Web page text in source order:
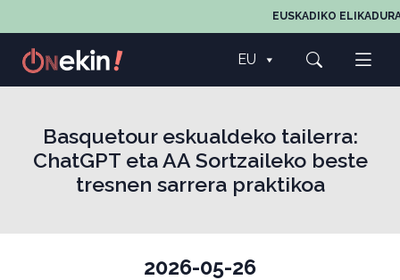
EUSKADIKO
EU
Basquetour eskualdeko tailerra:
ChatGPT eta AA Sortzaileko beste
tresnen sarrera praktikoa
2026-05-26